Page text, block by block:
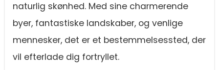
naturlig skønhed. Med sine charmerende
byer, fantastiske landskaber, og venlige
mennesker, det er et bestemmelsessted, der
vil efterlade dig fortryllet.